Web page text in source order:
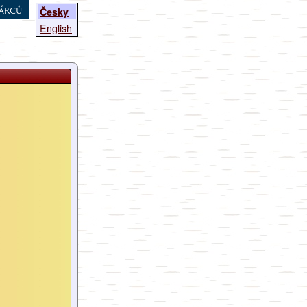
Česky
English